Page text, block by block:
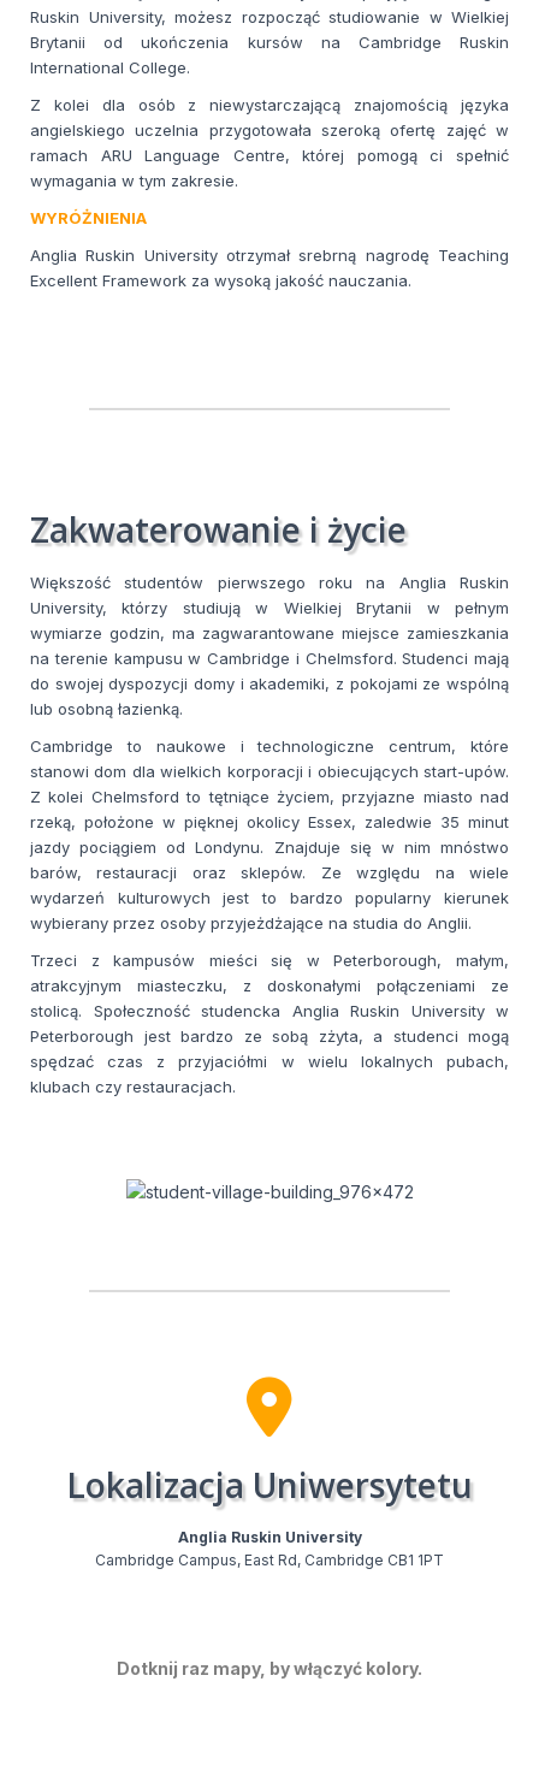
Ruskin University, możesz rozpocząć studiowanie w Wielkiej
Brytanii od ukończenia kursów na Cambridge Ruskin
International College.
Z kolei dla osób z niewystarczającą znajomością języka
angielskiego uczelnia przygotowała szeroką ofertę zajęć w
ramach ARU Language Centre, której pomogą ci spełnić
wymagania w tym zakresie.
WYRÓŻNIENIA
Anglia Ruskin University otrzymał srebrną nagrodę Teaching
Excellent Framework za wysoką jakość nauczania.
Zakwaterowanie i życie
Większość studentów pierwszego roku na Anglia Ruskin
University, którzy studiują w Wielkiej Brytanii w pełnym
wymiarze godzin, ma zagwarantowane miejsce zamieszkania
na terenie kampusu w Cambridge i Chelmsford. Studenci mają
do swojej dyspozycji domy i akademiki, z pokojami ze wspólną
lub osobną łazienką.
Cambridge to naukowe i technologiczne centrum, które
stanowi dom dla wielkich korporacji i obiecujących start-upów.
Z kolei Chelmsford to tętniące życiem, przyjazne miasto nad
rzeką, położone w pięknej okolicy Essex, zaledwie 35 minut
jazdy pociągiem od Londynu. Znajduje się w nim mnóstwo
barów, restauracji oraz sklepów. Ze względu na wiele
wydarzeń kulturowych jest to bardzo popularny kierunek
wybierany przez osoby przyjeżdżające na studia do Anglii.
Trzeci z kampusów mieści się w Peterborough, małym,
atrakcyjnym miasteczku, z doskonałymi połączeniami ze
stolicą. Społeczność studencka Anglia Ruskin University w
Peterborough jest bardzo ze sobą zżyta, a studenci mogą
spędzać czas z przyjaciółmi w wielu lokalnych pubach,
klubach czy restauracjach.
Lokalizacja Uniwersytetu
Anglia Ruskin University​
Cambridge Campus, East Rd, Cambridge CB1 1PT
Dotknij raz mapy, by włączyć kolory.